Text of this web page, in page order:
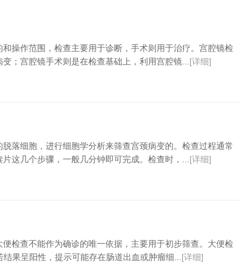
操作范围，检查主要用于诊断，手术则用于治疗。宫腔镜检
；宫腔镜手术则是在检查基础上，利用宫腔镜... [详细]
落细胞，进行细胞学分析来筛查宫颈病变的。检查过程通常
这几个步骤，一般几分钟即可完成。检查时，... [详细]
检查不能作为确诊的唯一依据，主要用于初步筛查。大便检
果呈阳性，提示可能存在肠道出血或肿瘤细... [详细]